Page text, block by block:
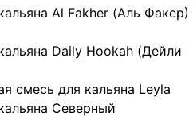
Al Fakher (Аль Факер)
Daily Hookah (Дейли
смесь для кальяна Leyla
Северный